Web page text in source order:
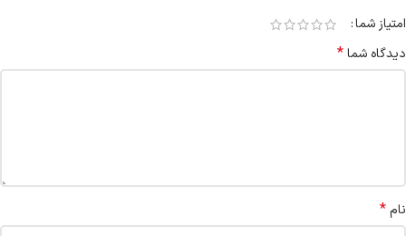
امتیاز شما
دیدگاه شما*
نام*